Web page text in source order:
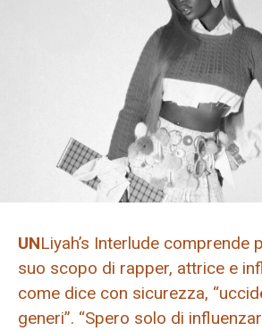
UNLiyah’s Interlude comprende
suo scopo di rapper, attrice e
come dice con sicurezza,
generi”. “Spero solo di